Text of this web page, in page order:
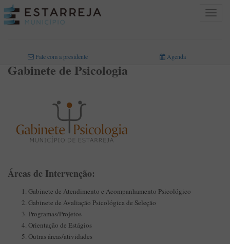
Toggle
Fale com a presidente Agenda
Gabinete de Psicologia
Áreas de Intervenção:
Gabinete de Atendimento e Acompanhamento Psicológico
Gabinete de Avaliação Psicológica de Seleção
Programas/Projetos
Orientação de Estágios
Outras áreas/atividades